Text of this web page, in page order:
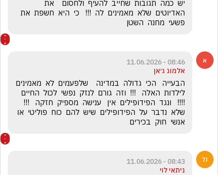
פשעי  מחנה  השטן
08:46 - 11.06.2026
אלמוג ג׳אן
אנשי  חוק  בכירים
08:43 - 11.06.2026
ניתאי לוי